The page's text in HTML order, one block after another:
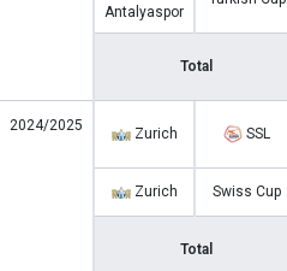
Antalyaspor
Total
2024/2025 Zurich SSL
Zurich Swiss Cup
Total